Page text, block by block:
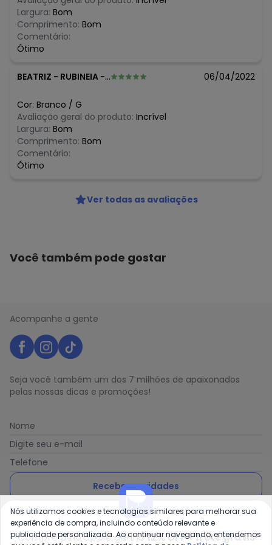
Largura: Bom
Comprimento: Bom
Comentário:
Ótimo
BEATRIZ - RUBINEIA - SP 06/04/2022
Cor: Branco / G
Avaliação geral do produto: Incrível
Largura: Bom
Comprimento: Bom
Comentário:
Ótimo
Ver todas as avaliações
Você também pode gostar
Acompanhe a gente
Seja você também um dos 7 milhões de apaixonados
pelas nossas dicas e promoções!
Nome
Digite seu e-mail
Telefone
Receber novidades
Ao enviar o cadastro, você concorda com a nossa Política
de Privacidade
Compre pelo app e ganhe12% OFF + frete grátis
Nós utilizamos cookies e tecnologias similares para melhorar sua
experiência de compra, incluindo conteúdo relevante e
publicidade personalizada. Ao continuar navegando, entendemos